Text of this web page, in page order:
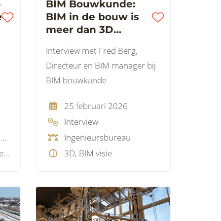
Automatisering, IT dienstverlener, Softwareleverancier
3D, Artificial Intelligence (AI), Data, GIS, SaaS , Visualisatie
BIM Bouwkunde:
BIM in de bouw is
meer dan 3D
Interview met Fred Berg,
Directeur en BIM manager bij
BIM bouwkunde
25 februari 2026
Interview
Ingenieursbureau
3D, BIM visie